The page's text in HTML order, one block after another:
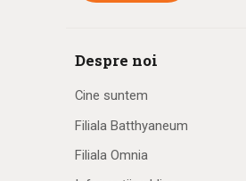
Despre noi
Cine suntem
Filiala Batthyaneum
Filiala Omnia